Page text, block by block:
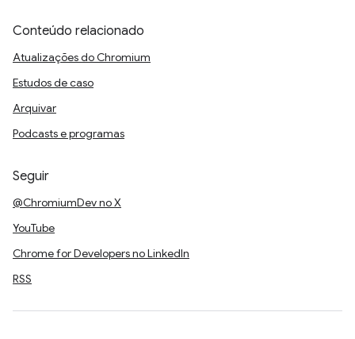
Conteúdo relacionado
Atualizações do Chromium
Estudos de caso
Arquivar
Podcasts e programas
Seguir
@ChromiumDev no X
YouTube
Chrome for Developers no LinkedIn
RSS